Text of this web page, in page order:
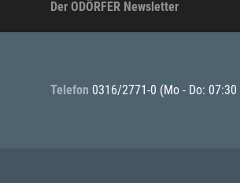
Der ODÖRFER Newsletter
Telefon 0316/2771-0 (Mo - Do: